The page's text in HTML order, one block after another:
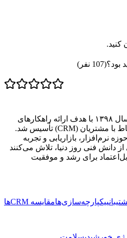
بود؟(
107 نفر)
شرکت پرشین سی آر ام در سال ۱۳۹۸ با هدف ارائه راهکارهای
نوآورانه در حوزه مدیریت ارتباط با مشتریان (CRM) تأسیس شد.
نرم‌افزار، بازاریابی و تجربه
دانش فنی روز دنیا، تلاش می‌کنند
برای رشد و موفقیت
یکپارچه‌سازی‌هامقایسه CRMها